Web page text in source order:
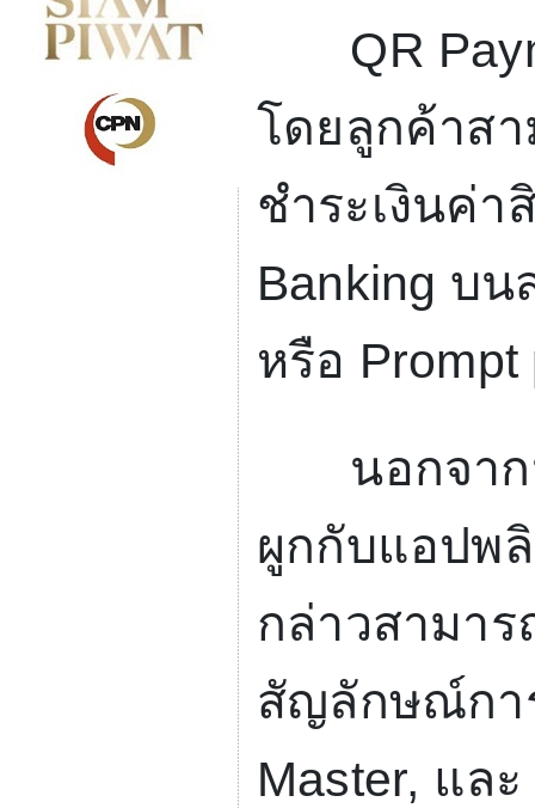
QR
โดยลูกค้าส
ชำระเงินค่
Banking บน
หรือ
นอกจาก
ผูกกับแอปพ
กล่าวสามา
สัญลักษณ์กา
Master, และ